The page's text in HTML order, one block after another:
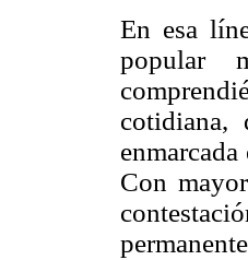
En esa
popular
cotidiana,
Con